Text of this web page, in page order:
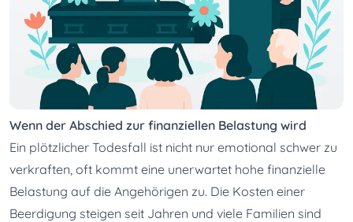
Wenn der Abschied zur finanziellen Belastung wird
Ein plötzlicher Todesfall ist nicht nur emotional schwer zu
verkraften, oft kommt eine unerwartet hohe finanzielle
Belastung auf die Angehörigen zu. Die Kosten einer
Beerdigung steigen seit Jahren und viele Familien sind